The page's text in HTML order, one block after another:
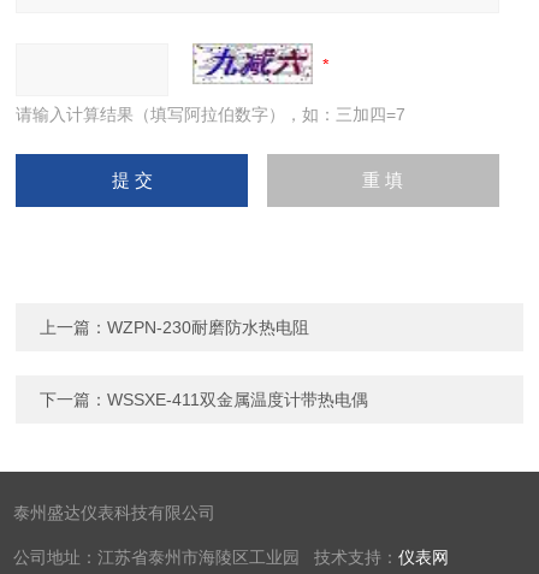
请输入计算结果（填写阿拉伯数字），如：三加四=7
上一篇：WZPN-230耐磨防水热电阻
下一篇：WSSXE-411双金属温度计带热电偶
泰州盛达仪表科技有限公司
公司地址：江苏省泰州市海陵区工业园 技术支持：仪表网